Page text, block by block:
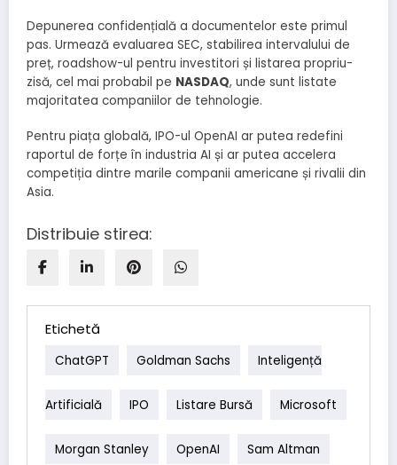
Depunerea confidențială a documentelor este primul
pas. Urmează evaluarea SEC, stabilirea intervalului de
preț, roadshow-ul pentru investitori și listarea propriu-
zisă, cel mai probabil pe NASDAQ, unde sunt listate
majoritatea companiilor de tehnologie.
Pentru piața globală, IPO-ul OpenAI ar putea redefini
raportul de forțe în industria AI și ar putea accelera
competiția dintre marile companii americane și rivalii din
Asia.
Distribuie stirea:
Etichetă
ChatGPT Goldman Sachs Inteligență
Artificială IPO Listare Bursă Microsoft
Morgan Stanley OpenAI Sam Altman